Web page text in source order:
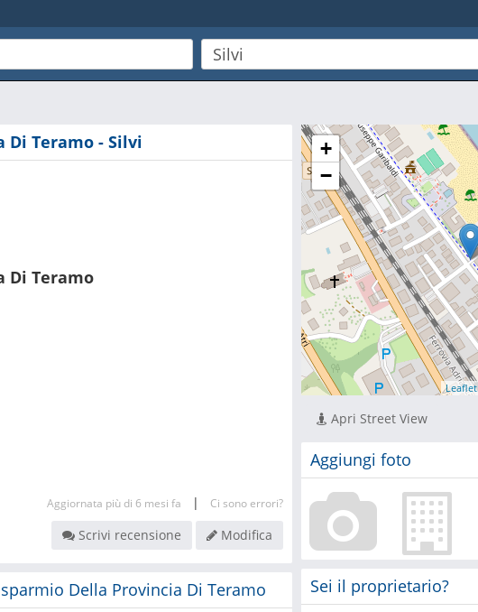
Di Teramo - Silvi
Di Teramo
Aggiornata più di 6 mesi fa | Ci sono errori?
Scrivi recensione Modifica
Della Provincia Di Teramo
+
−
Leaflet
Apri Street View
Aggiungi foto
Sei il proprietario?